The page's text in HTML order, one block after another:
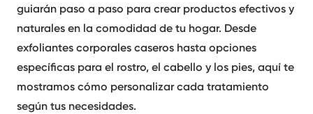
guiarán paso a paso para crear productos efectivos y
naturales en la comodidad de tu hogar. Desde
exfoliantes corporales caseros hasta opciones
específicas para el rostro, el cabello y los pies, aquí te
mostramos cómo personalizar cada tratamiento
según tus necesidades.